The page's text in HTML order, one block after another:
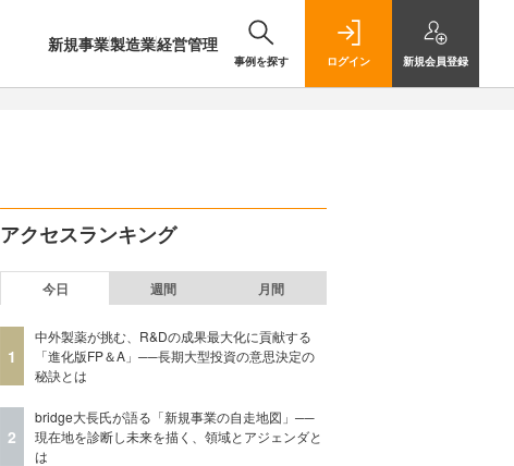
新規事業製造業経営管理
事例を探す ログイン 新規会員登録
アクセスランキング
今日 週間 月間
1
中外製薬が挑む、R&Dの成果最大化に貢献する
「進化版FP＆A」──長期大型投資の意思決定の
秘訣とは
2
bridge大長氏が語る「新規事業の自走地図」──
現在地を診断し未来を描く、領域とアジェンダと
は